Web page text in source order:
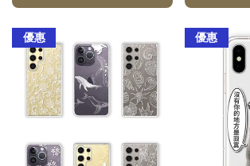
優惠 優惠